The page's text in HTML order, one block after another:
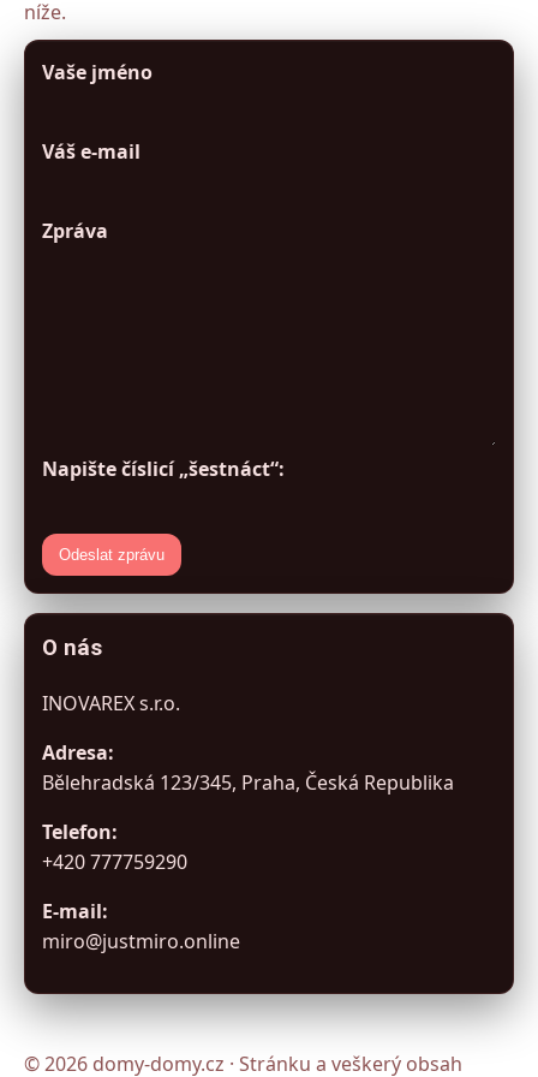
níže.
Vaše jméno
Váš e-mail
Zpráva
Napište číslicí „šestnáct“:
Odeslat zprávu
O nás
INOVAREX s.r.o.
Adresa:
Bělehradská 123/345, Praha, Česká Republika
Telefon:
+420 777759290
E-mail:
miro@justmiro.online
© 2026 domy-domy.cz · Stránku a veškerý obsah